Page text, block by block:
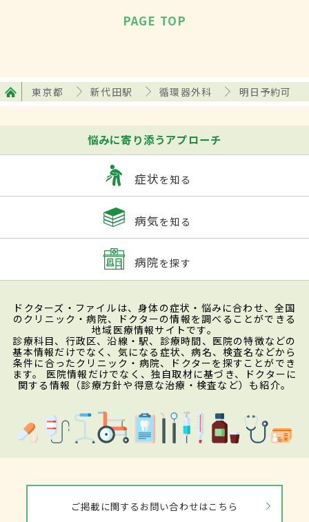
PAGE TOP
東京都 新代田駅 循環器外科 明日予約可
悩みに寄り添うアプローチ
症状を知る
病気を知る
病院を探す
ドクターズ・ファイルは、身体の症状・悩みに合わせ、全国
のクリニック・病院、ドクターの情報を調べることができる
地域医療情報サイトです。
診療科目、行政区、沿線・駅、診療時間、医院の特徴などの
基本情報だけでなく、気になる症状、病名、検査名などから
条件に合ったクリニック・病院、ドクターを探すことができ
ます。 医院情報だけでなく、独自取材に基づき、ドクターに
関する情報（診療方針や得意な治療・検査など）も紹介。
ご掲載に関するお問い合わせはこちら